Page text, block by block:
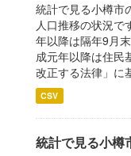
統計で見る小樽市
人口推移の状況で
年以降は隔年9月
成元年以降は住民
改正する法律」に
CSV
統計で見る小樽